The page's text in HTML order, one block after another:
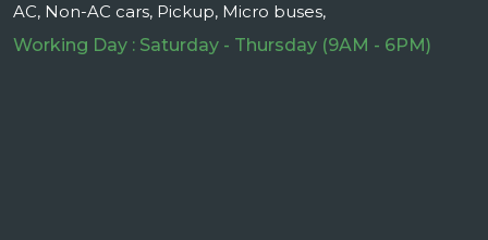
AC, Non-AC cars, Pickup, Micro buses,
Working Day : Saturday - Thursday (9AM - 6PM)